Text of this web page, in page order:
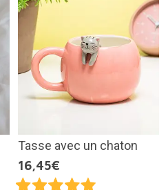
Tasse avec un chaton
16,45€